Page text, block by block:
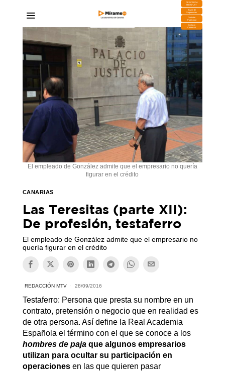
DESCARGA
MIRAPLAY
Buzón de
Sugerencias
Contratar
Publicidad
Contacto
Comercial
El empleado de González admite que el empresario no quería
figurar en el crédito
CANARIAS
Las Teresitas (parte XII):
De profesión, testaferro
El empleado de González admite que el empresario no
quería figurar en el crédito
REDACCIÓN MTV 28/09/2016
Testaferro: Persona que presta su nombre en un
contrato, pretensión o negocio que en realidad es
de otra persona. Así define la Real Academia
Española el término con el que se conoce a los
hombres de paja que algunos empresarios
utilizan para ocultar su participación en
operacionesen las que quieren pasar